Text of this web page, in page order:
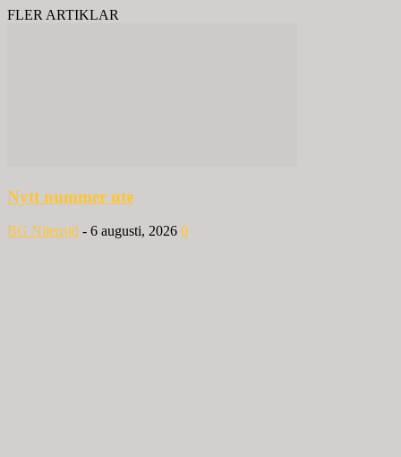
FLER ARTIKLAR
Nytt nummer ute
BG Nilensjö - 6 augusti, 2026 0